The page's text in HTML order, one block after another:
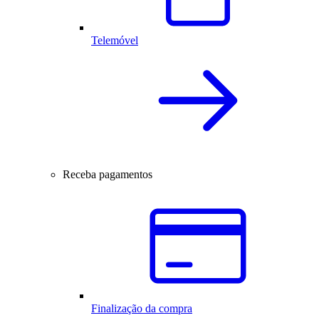
Telemóvel
Receba pagamentos
Finalização da compra